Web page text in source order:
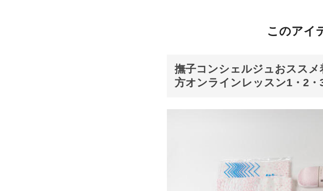
このアイ
撫子コンシェルジュおススメ
方オンラインレッスン1・2・